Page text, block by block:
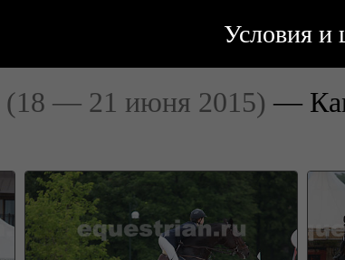
Условия и
(18 — 21 июня 2015) —